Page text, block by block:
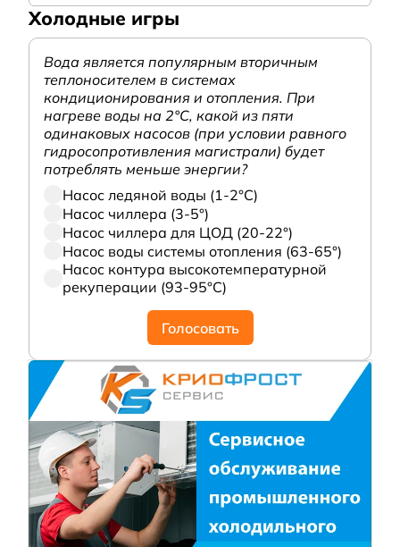
Холодные игры
Вода является популярным вторичным
теплоносителем в системах
кондиционирования и отопления. При
нагреве воды на 2°С, какой из пяти
одинаковых насосов (при условии равного
гидросопротивления магистрали) будет
потреблять меньше энергии?
Насос ледяной воды (1-2°С)
Насос чиллера (3-5°)
Насос чиллера для ЦОД (20-22°)
Насос воды системы отопления (63-65°)
Насос контура высокотемпературной
рекуперации (93-95°С)
Голосовать